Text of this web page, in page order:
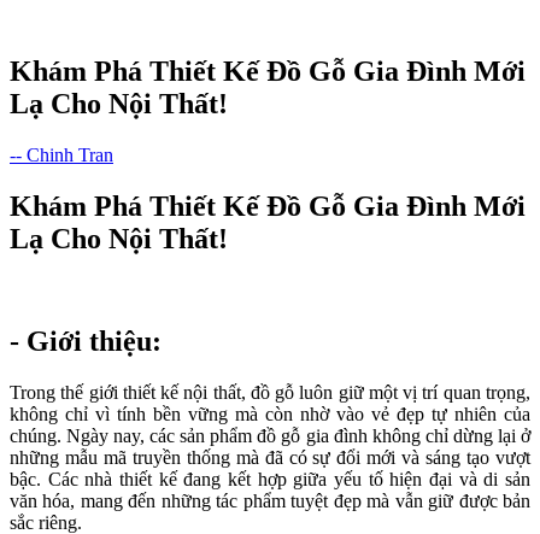
Khám Phá Thiết Kế Đồ Gỗ Gia Đình Mới
Lạ Cho Nội Thất!
-- Chinh Tran
Khám Phá Thiết Kế Đồ Gỗ Gia Đình Mới
Lạ Cho Nội Thất!
- Giới thiệu:
Trong thế giới thiết kế nội thất, đồ gỗ luôn giữ một vị trí quan trọng,
không chỉ vì tính bền vững mà còn nhờ vào vẻ đẹp tự nhiên của
chúng. Ngày nay, các sản phẩm đồ gỗ gia đình không chỉ dừng lại ở
những mẫu mã truyền thống mà đã có sự đổi mới và sáng tạo vượt
bậc. Các nhà thiết kế đang kết hợp giữa yếu tố hiện đại và di sản
văn hóa, mang đến những tác phẩm tuyệt đẹp mà vẫn giữ được bản
sắc riêng.